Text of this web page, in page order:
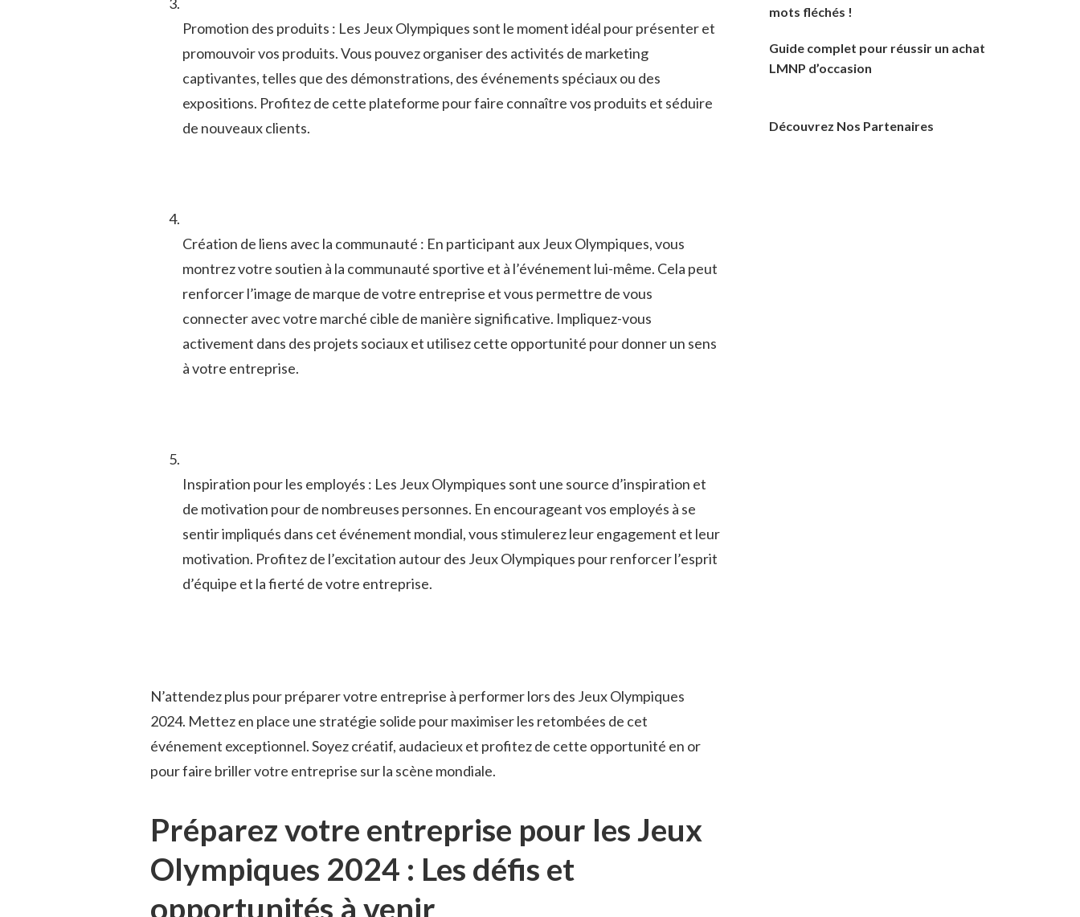
Promotion des​ produits ⁣: Les Jeux Olympiques sont le moment idéal‌ pour présenter et
promouvoir ⁤vos ⁣produits. Vous pouvez organiser des ⁤activités de marketing
captivantes, telles‌ que ⁣des​ démonstrations, des événements spéciaux ou des
expositions.⁣ Profitez de⁣ cette plateforme ​pour faire connaître⁤ vos‌ produits‍ et séduire
de nouveaux clients.
Création de liens avec la ‍communauté : En participant aux Jeux​ Olympiques, vous
montrez votre soutien⁢ à la‍ communauté sportive et ⁢à l’événement lui-même.⁣ Cela peut
renforcer l’image de ⁤marque de votre entreprise et ‌vous permettre de vous
connecter avec votre marché⁤ cible de manière ⁣significative. Impliquez-vous
activement dans⁢ des projets⁢ sociaux et utilisez cette opportunité⁣ pour donner un sens
à ⁣votre entreprise.
Inspiration ​pour les ‍employés : Les‌ Jeux Olympiques sont une ​source d’inspiration et
de motivation pour⁣ de nombreuses personnes. En ⁣encourageant vos​ employés à se
sentir impliqués dans cet ⁣événement mondial, vous stimulerez⁣ leur ‍engagement et leur
motivation. Profitez de⁤ l’excitation ⁢autour des ‌Jeux Olympiques pour renforcer l’esprit‍
d’équipe et la ‌fierté‌ de votre entreprise.
N’attendez plus pour préparer votre ‌entreprise ​à performer lors‌ des ​Jeux Olympiques
2024. Mettez en place ⁢une stratégie​ solide pour⁢ maximiser⁣ les retombées de cet
événement exceptionnel. Soyez créatif, audacieux​ et profitez de cette opportunité en⁤ or
pour faire ‍briller ⁤votre entreprise sur⁢ la scène mondiale.
Préparez votre entreprise pour les ‍Jeux
Olympiques ​2024 : Les défis‌ et
opportunités à‍ venir
mots fléchés !
Guide complet pour réussir un achat
LMNP d’occasion
Découvrez Nos Partenaires